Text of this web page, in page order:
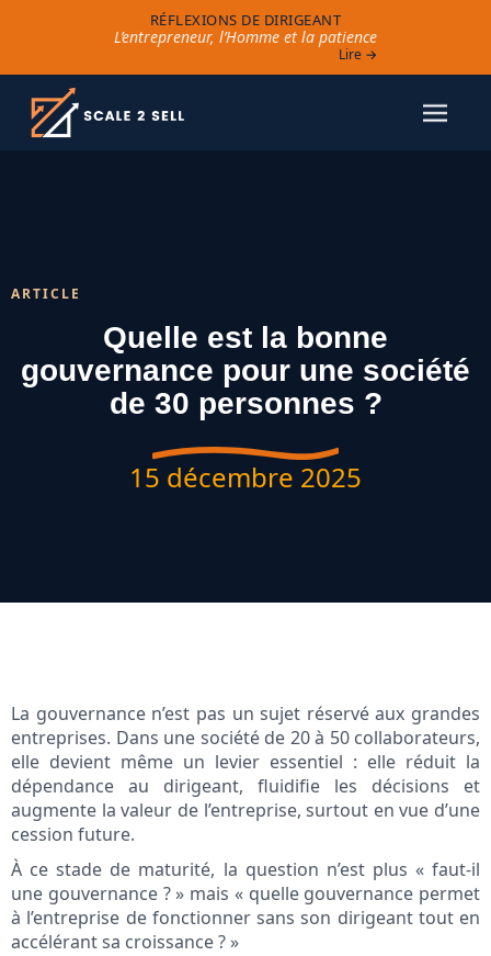
RÉFLEXIONS DE DIRIGEANT
L’entrepreneur, l’Homme et la patience
Lire →
ARTICLE
Quelle est la bonne
gouvernance pour une société
de 30 personnes ?
15 décembre 2025
La gouvernance n’est pas un sujet réservé aux grandes
entreprises. Dans une société de 20 à 50 collaborateurs,
elle devient même un levier essentiel : elle réduit la
dépendance au dirigeant, fluidifie les décisions et
augmente la valeur de l’entreprise, surtout en vue d’une
cession future.
À ce stade de maturité, la question n’est plus « faut-il
une gouvernance ? » mais « quelle gouvernance permet
à l’entreprise de fonctionner sans son dirigeant tout en
accélérant sa croissance ? »